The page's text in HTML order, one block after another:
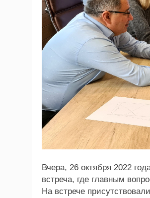
Вчера, 26 октября 2022
встреча, где главным
На встрече